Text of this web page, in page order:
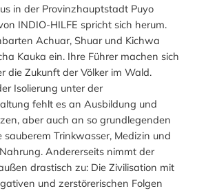
in der Provinzhauptstadt Puyo
INDIO-HILFE spricht sich herum.
Achuar, Shuar und Kichwa
Kauka ein. Ihre Führer machen sich
die Zukunft der Völker im Wald.
Isolierung unter der
fehlt es an Ausbildung und
aber auch an so grundlegenden
sauberem Trinkwasser, Medizin und
Andererseits nimmt der
drastisch zu: Die Zivilisation mit
und zerstörerischen Folgen